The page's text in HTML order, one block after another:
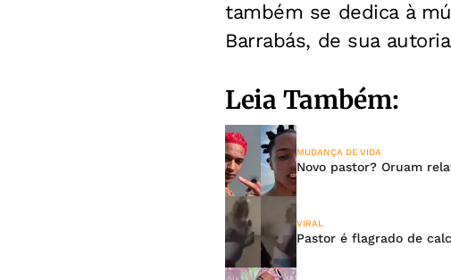
também se dedica à
Barrabás, de sua
Leia Também:
MUDANÇA DE VIDA
Novo pastor? Oruam
VIRAL
Pastor é flagrado de